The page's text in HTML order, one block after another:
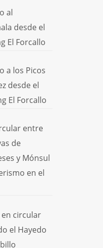
al
desde el
El Forcallo
a los Picos
desde el
El Forcallo
entre
de
y Mónsul
en el
circular
el Hayedo